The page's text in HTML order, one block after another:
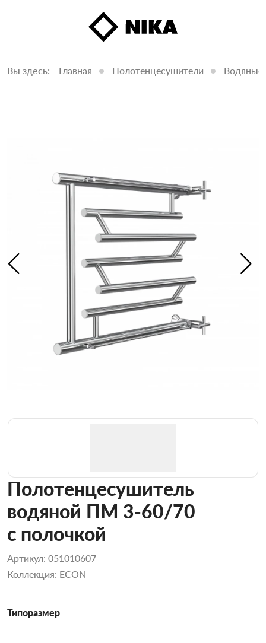
Вы здесь: Главная Полотенцесушители Водяные
Полотенцесушитель
водяной ПМ 3-60/70
с полочкой
Артикул: 051010607
Коллекция: ECON
Типоразмер